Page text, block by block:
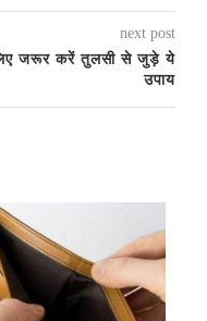
next post
लिए जरूर करें तुलसी से जुड़े ये
उपाय